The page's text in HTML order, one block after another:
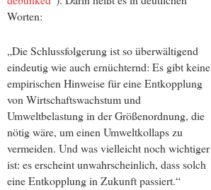
Worten:
„Die Schlussfolgerung ist so überwältigend
eindeutig wie auch ernüchternd: Es gibt keine
empirischen Hinweise für eine Entkopplung
von Wirtschaftswachstum und
Umweltbelastung in der Größenordnung, die
nötig wäre, um einen Umweltkollaps zu
vermeiden. Und was vielleicht noch wichtiger
ist: es erscheint unwahrscheinlich, dass solch
eine Entkopplung in Zukunft passiert.“